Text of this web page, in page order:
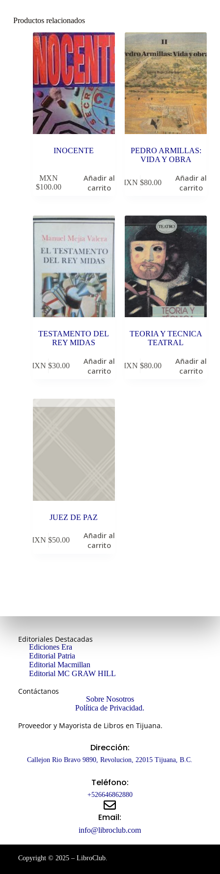
Productos relacionados
INOCENTE
MXN
$100.00
Añadir al
carrito
PEDRO ARMILLAS:
VIDA Y OBRA
MXN $80.00
Añadir al
carrito
TESTAMENTO DEL
REY MIDAS
MXN $30.00
Añadir al
carrito
TEORIA Y TECNICA
TEATRAL
MXN $80.00
Añadir al
carrito
JUEZ DE PAZ
MXN $50.00
Añadir al
carrito
Editoriales Destacadas
Ediciones Era
Editorial Patria
Editorial Macmillan
Editorial MC GRAW HILL
Contáctanos
Sobre Nosotros
Política de Privacidad.
Proveedor y Mayorista de Libros en Tijuana.
Dirección:
Callejon Rio Bravo 9890, Revolucion, 22015 Tijuana, B.C.
Teléfono:
+526646862880
Email:
info@libroclub.com
Copyright © 2025 – LibroClub.